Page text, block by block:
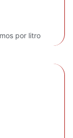
por litro